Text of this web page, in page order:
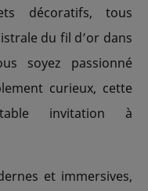
décoratifs, tous
du fil d’or dans
soyez passionné
curieux, cette
invitation à
et immersives,